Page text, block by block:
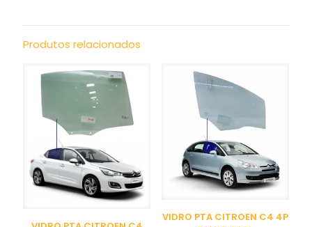
Produtos relacionados
VIDRO PTA CITROEN C4 4P